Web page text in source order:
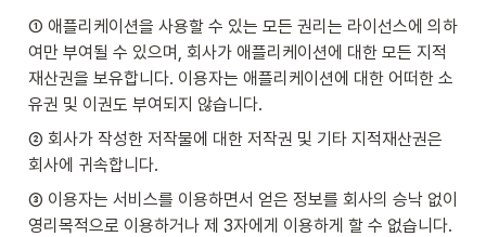
① 애플리케이션을 사용할 수 있는 모든 권리는 라이선스에 의하
여만 부여될 수 있으며, 회사가 애플리케이션에 대한 모든 지적
재산권을 보유합니다. 이용자는 애플리케이션에 대한 어떠한 소
유권 및 이권도 부여되지 않습니다.
② 회사가 작성한 저작물에 대한 저작권 및 기타 지적재산권은
회사에 귀속합니다.
③ 이용자는 서비스를 이용하면서 얻은 정보를 회사의 승낙 없이
영리목적으로 이용하거나 제 3자에게 이용하게 할 수 없습니다.